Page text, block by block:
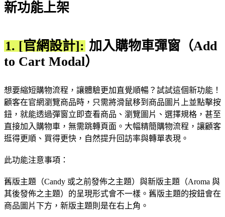
新功能上架
1. [官網設計]: 加入購物車彈窗（Add
to Cart Modal）
想要縮短購物流程，讓體驗更加直覺順暢？試試這個新功能！
顧客在官網瀏覽商品時，只需將滑鼠移到商品圖片上並點擊按
鈕，就能透過彈窗立即查看商品、瀏覽圖片、選擇規格，甚至
直接加入購物車，無需跳轉頁面。大幅精簡購物流程，讓顧客
逛得更順、買得更快，自然提升回訪率與轉單表現。
此功能注意事項：
舊版主題（Candy 或之前發佈之主題）與新版主題（Aroma 與
其後發佈之主題）的呈現形式會不一樣。舊版主題的按鈕會在
商品圖片下方，新版主題則是在右上角。